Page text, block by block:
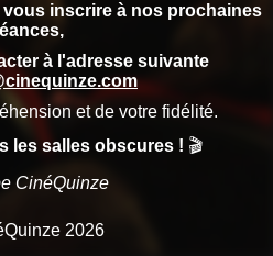
inscrire à nos prochaines
à l'adresse suivante
et de votre fidélité.
les salles obscures ! 🎬
CinéQuinze
2026